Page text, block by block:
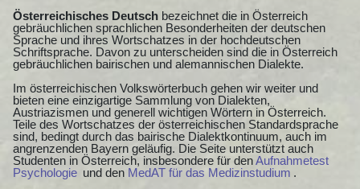
Österreichisches Deutsch bezeichnet die in Österreich
gebräuchlichen sprachlichen Besonderheiten der deutschen
Sprache und ihres Wortschatzes in der hochdeutschen
Schriftsprache. Davon zu unterscheiden sind die in Österreich
gebräuchlichen bairischen und alemannischen Dialekte.
Im österreichischen Volkswörterbuch gehen wir weiter und
bieten eine einzigartige Sammlung von Dialekten,
Austriazismen und generell wichtigen Wörtern in Österreich.
Teile des Wortschatzes der österreichischen Standardsprache
sind, bedingt durch das bairische Dialektkontinuum, auch im
angrenzenden Bayern geläufig. Die Seite unterstützt auch
Studenten in Österreich, insbesondere für denAufnahmetest
Psychologie und den MedAT für das Medizinstudium .